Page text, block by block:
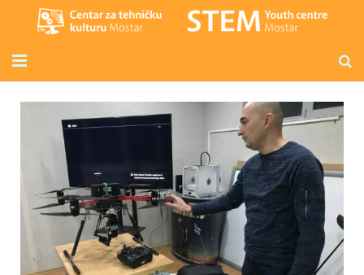
Početna
Mladi inženjeri
Radionice za djecu i odrasle
Novosti
O nama